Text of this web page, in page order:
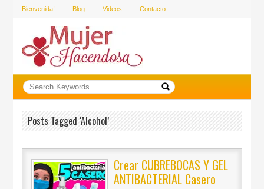
Bienvenida! Blog Videos Contacto
Posts Tagged ‘alcohol’
Crear CUBREBOCAS Y GEL
ANTIBACTERIAL Casero